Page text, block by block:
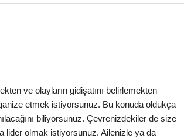
ve olayların gidişatını belirlemekten
etmek istiyorsunuz. Bu konuda oldukça
biliyorsunuz. Çevrenizdekiler de size
lider olmak istiyorsunuz. Ailenizle ya da